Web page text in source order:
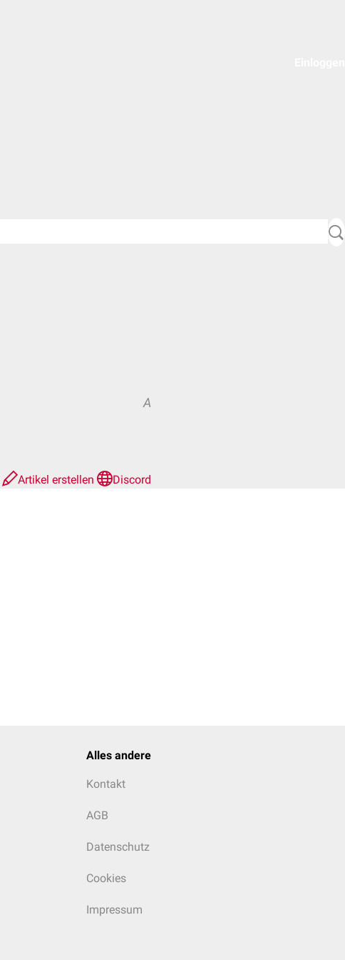
A
Artikel erstellen Discord
Alles andere
Kontakt
AGB
Datenschutz
Cookies
Impressum